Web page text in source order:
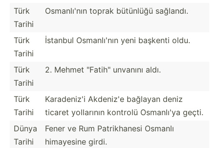
Türk
Tarihi
Osmanl­ı'nın toprak bütünlüğü sağlandı.
Türk
Tarihi
İstanbul Osmanl­ı'nın yeni başkenti oldu.
Türk
Tarihi
2. Mehmet "­Fat­ih" unvanını aldı.
Türk
Tarihi
Karade­niz'i Akdeniz'e bağlayan deniz
ticaret yollarının kontrolü Osmanlı'ya geçti.
Dünya
Tarihi
Fener ve Rum Patrik­hanesi Osmanlı
himayesine girdi.